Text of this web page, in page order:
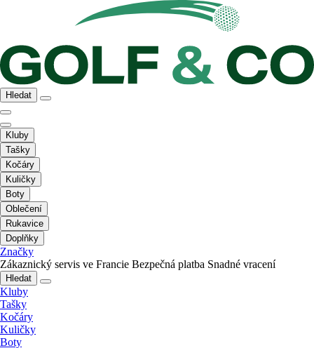
Hledat
Kluby
Tašky
Kočáry
Kuličky
Boty
Oblečení
Rukavice
Doplňky
Značky
Zákaznický servis ve Francie Bezpečná platba Snadné vracení
Hledat
Kluby
Tašky
Kočáry
Kuličky
Boty